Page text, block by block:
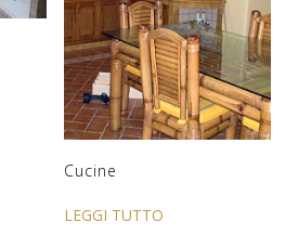
Cucine
LEGGI TUTTO